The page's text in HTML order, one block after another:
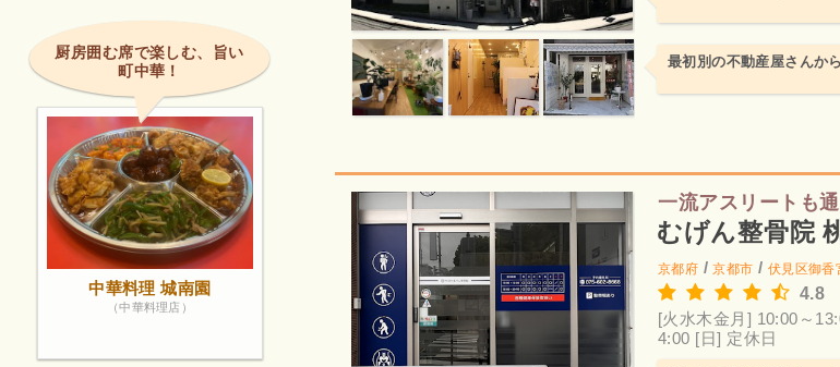
最初別の不動産屋さんか
一流アスリートも通
むげん整骨院
京都府 /京都市 / 伏見区御香
4.8
[火水木金月] 10:00～
4:00 [日] 定休日
厨房囲む席で楽しむ、旨い
町中華！
中華料理 城南園
（中華料理店）